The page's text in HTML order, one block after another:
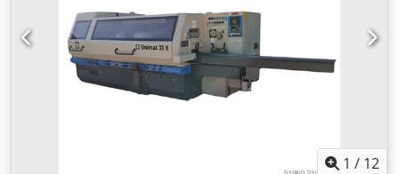
liso en la parte superior Presión: 6 atm. Dodpfsv Tyg Eox Ak
Dekr Elevación eléctrica del cuerpo Fuente de
alimentación: 400 V Potencia total: 35 kW Dimensiones
generales: Longitud: 4860 mm Ancho: 1640 mm Altura:
1 / 12